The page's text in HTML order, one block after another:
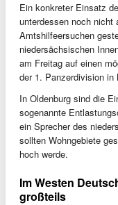
Ein konkreter Einsatz
unterdessen noch nicht
Amtshilfeersuchen
niedersächsischen
am Freitag auf einen
der 1. Panzerdivision
In Oldenburg sind die
sogenannte
ein Sprecher des
sollten Wohngebiete
hoch werde.
Im Westen
großteils